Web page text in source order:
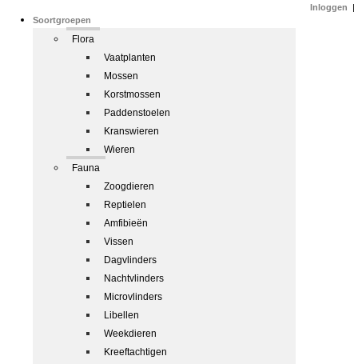
Soortgroepen
Flora
Vaatplanten
Mossen
Korstmossen
Paddenstoelen
Kranswieren
Wieren
Fauna
Zoogdieren
Reptielen
Amfibieën
Vissen
Dagvlinders
Nachtvlinders
Microvlinders
Libellen
Weekdieren
Kreeftachtigen
Inloggen |